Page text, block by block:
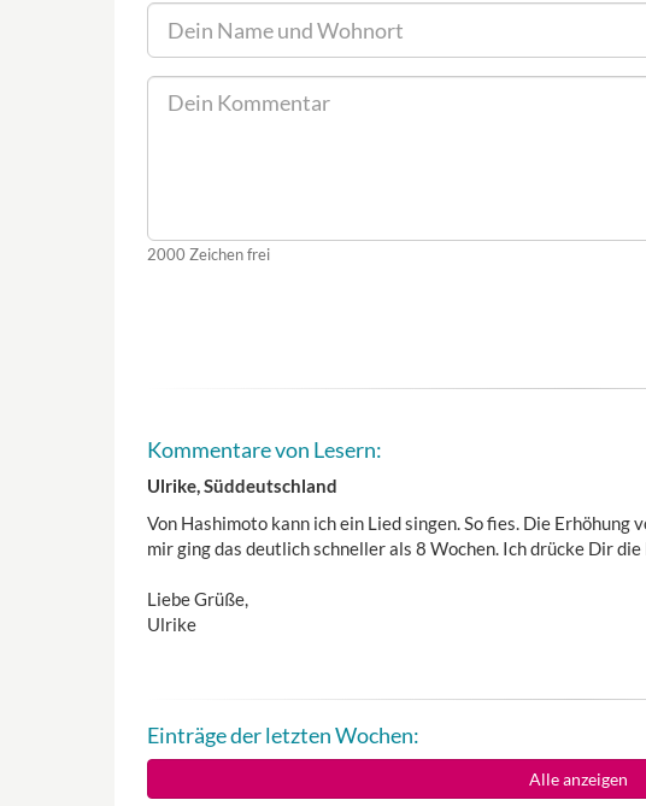
2000 Zeichen frei
Kommentare von Lesern:
Ulrike, Süddeutschland
Von Hashimoto kann ich ein Lied singen. So fies. Die
mir ging das deutlich schneller als 8 Wochen. Ich drücke Dir die
Liebe Grüße,
Ulrike
Einträge der letzten Wochen:
Alle anzeigen